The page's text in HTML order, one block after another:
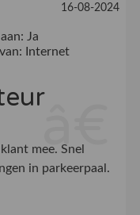
16-08-2024
Ja
Internet
mee. Snel
in parkeerpaal.